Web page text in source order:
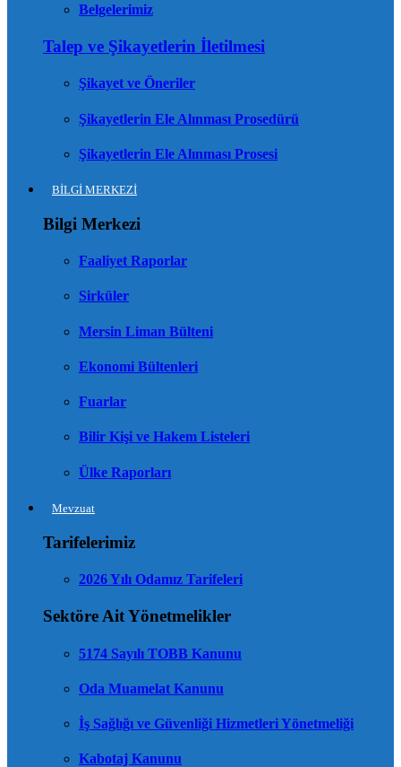
Belgelerimiz
Talep ve Şikayetlerin İletilmesi
Şikayet ve Öneriler
Şikayetlerin Ele Alınması Prosedürü
Şikayetlerin Ele Alınması Prosesi
BİLGİ MERKEZİ
Bilgi Merkezi
Faaliyet Raporlar
Sirküler
Mersin Liman Bülteni
Ekonomi Bültenleri
Fuarlar
Bilir Kişi ve Hakem Listeleri
Ülke Raporları
Mevzuat
Tarifelerimiz
2026 Yılı Odamız Tarifeleri
Sektöre Ait Yönetmelikler
5174 Sayılı TOBB Kanunu
Oda Muamelat Kanunu
İş Sağlığı ve Güvenliği Hizmetleri Yönetmeliği
Kabotaj Kanunu